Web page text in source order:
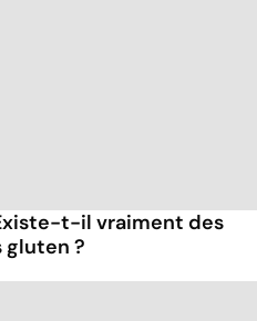
t-il vraiment des
gluten ?